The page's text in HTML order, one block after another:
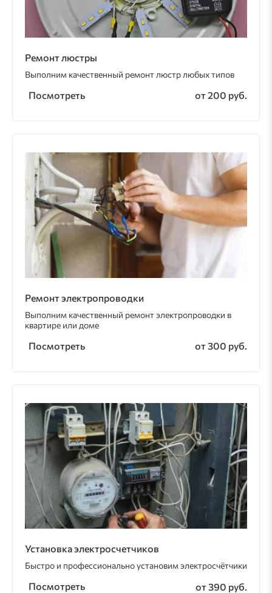
Ремонт люстры
Выполним качественный ремонт люстр любых типов
Посмотреть от 200 руб.
Ремонт электропроводки
Выполним качественный ремонт электропроводки в
квартире или доме
Посмотреть от 300 руб.
Установка электросчетчиков
Быстро и профессионально установим электросчётчики
Посмотреть от 390 руб.